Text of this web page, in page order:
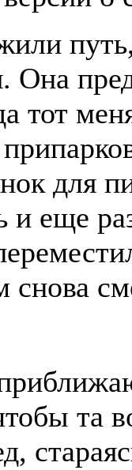
Она
тот
для
и еще
снова
та